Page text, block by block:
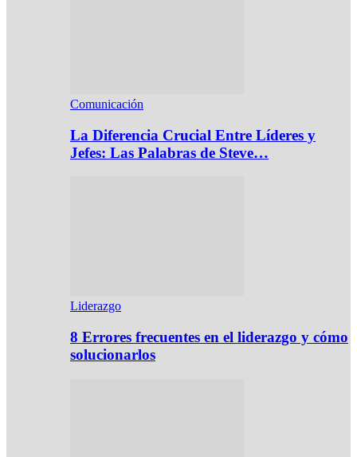
Comunicación
La Diferencia Crucial Entre Líderes y
Jefes: Las Palabras de Steve…
Liderazgo
8 Errores frecuentes en el liderazgo y cómo
solucionarlos